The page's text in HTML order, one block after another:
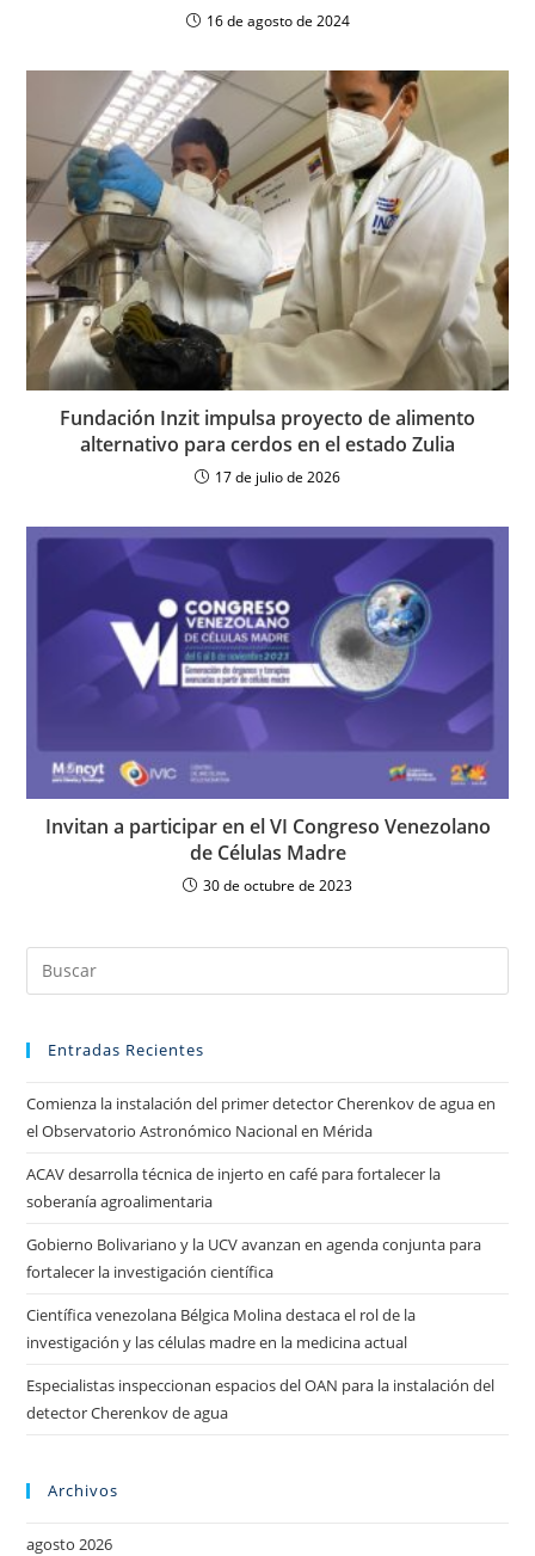
16 de agosto de 2024
Fundación Inzit impulsa proyecto de alimento
alternativo para cerdos en el estado Zulia
17 de julio de 2026
Invitan a participar en el VI Congreso Venezolano
de Células Madre
30 de octubre de 2023
Entradas Recientes
Comienza la instalación del primer detector Cherenkov de agua en
el Observatorio Astronómico Nacional en Mérida
ACAV desarrolla técnica de injerto en café para fortalecer la
soberanía agroalimentaria
Gobierno Bolivariano y la UCV avanzan en agenda conjunta para
fortalecer la investigación científica
Científica venezolana Bélgica Molina destaca el rol de la
investigación y las células madre en la medicina actual
Especialistas inspeccionan espacios del OAN para la instalación del
detector Cherenkov de agua
Archivos
agosto 2026